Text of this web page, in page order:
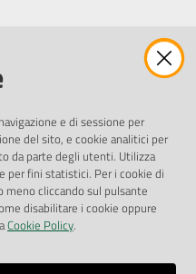
e di sessione per
del sito, e cookie analitici per
da parte degli utenti. Utilizza
per fini statistici. Per i cookie di
meno cliccando sul pulsante
disabilitare i cookie oppure
Cookie Policy.